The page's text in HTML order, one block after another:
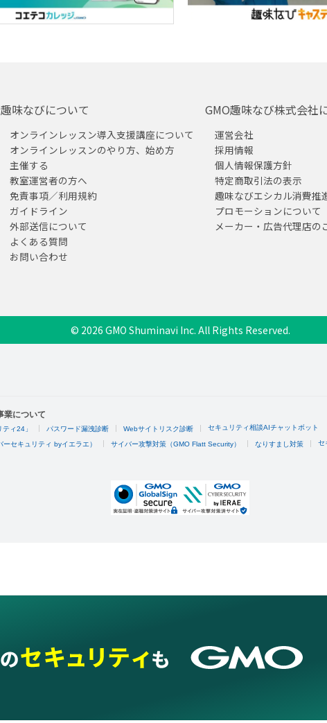
趣味なびについて
オンラインレッスン導入支援講座について
オンラインレッスンのやり方、始め方
主催する
教室運営者の方へ
免責事項／利用規約
ガイドライン
外部送信について
よくある質問
お問い合わせ
GMO趣味なび株式会社
運営会社
採用情報
個人情報保護方針
特定商取引法の表示
趣味なびエシカル消費推
プロモーションについて
メーカー・広告代理店の
© 2026 GMO Shuminavi Inc. All Rights Reserved.